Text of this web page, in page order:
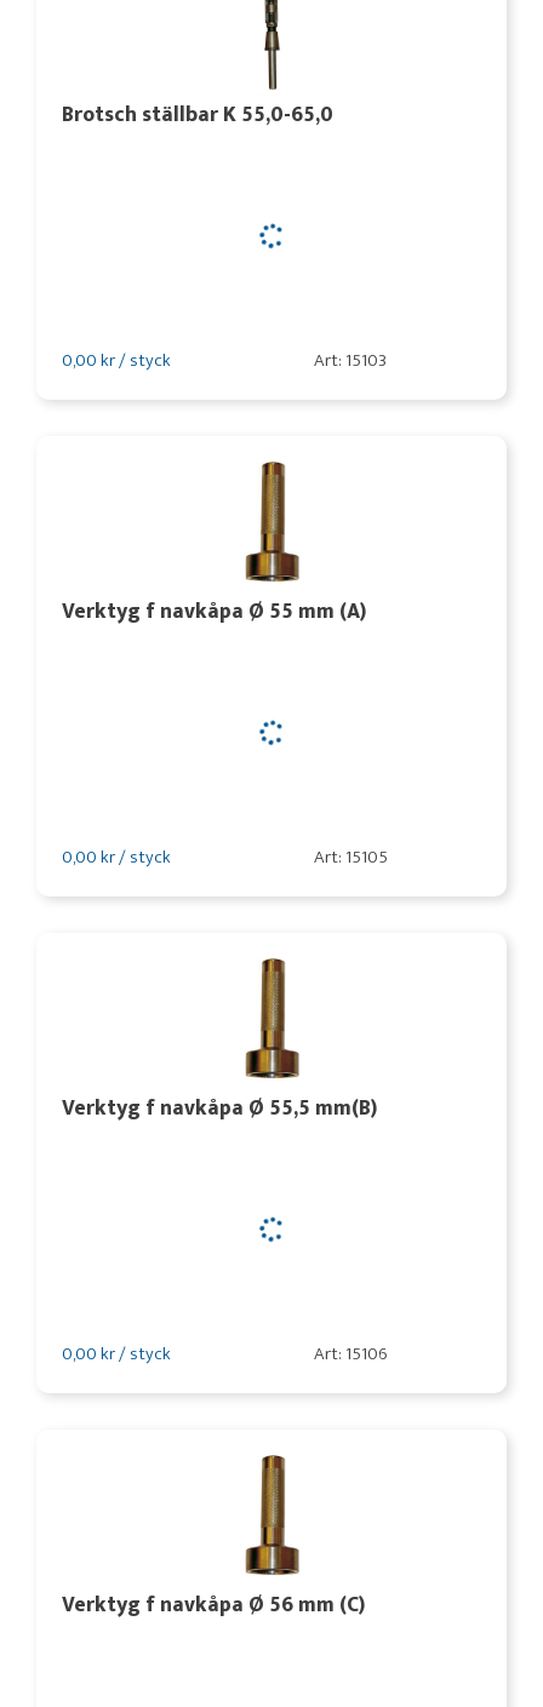
Brotsch ställbar K 55,0-65,0
0,00 kr / styck Art: 15103
Verktyg f navkåpa Ø 55 mm (A)
0,00 kr / styck Art: 15105
Verktyg f navkåpa Ø 55,5 mm(B)
0,00 kr / styck Art: 15106
Verktyg f navkåpa Ø 56 mm (C)